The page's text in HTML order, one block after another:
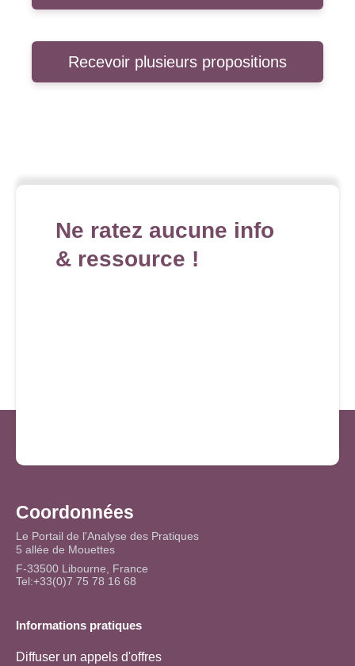
Recevoir plusieurs propositions
Ne ratez aucune info
& ressource !
Coordonnées
Le Portail de l'Analyse des Pratiques
5 allée de Mouettes
F-33500 Libourne, France
Tel:+33(0)7 75 78 16 68
Informations pratiques
Diffuser un appels d'offres